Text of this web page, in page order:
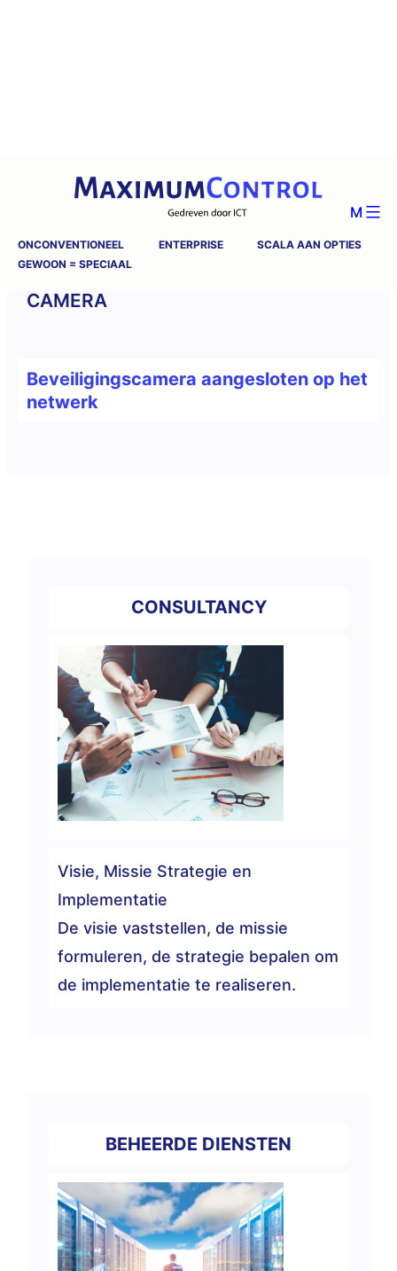
ONCONVENTIONEEL ENTERPRISE
SCALA AAN OPTIES
GEWOON = SPECIAAL
M
CAMERA
Beveiligingscamera aangesloten op het
netwerk
CONSULTANCY
Visie, Missie Strategie en
Implementatie
De visie vaststellen, de missie
formuleren, de strategie bepalen om
de implementatie te realiseren.
BEHEERDE DIENSTEN